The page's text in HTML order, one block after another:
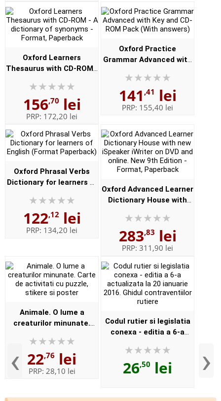
‹
Oxford Learners
Thesaurus with CD-ROM -
- Format, Paperback
156,70 lei
PRP: 172,20 lei
Oxford Practice
Grammar Advanced with
(With answers)
141 ,41 lei
PRP: 155,40 lei
Oxford Phrasal Verbs
Dictionary for learners of
Paperback)
122,12lei
PRP: 134,20 lei
Oxford Advanced Learner
Dictionary House with
DVD and online. New 9th
Edition - Format,
Paperbac...
283,83 lei
PRP: 311,90 lei
Animale. O lume a
creaturilor minunate.
puzzle, stikere si poster
22,76 lei
PRP: 28,10 lei
Codul rutier si legislatia
conexa - editia a 6-a
2016. Ghidul
contraventiilor rutiere
26,50 lei ›